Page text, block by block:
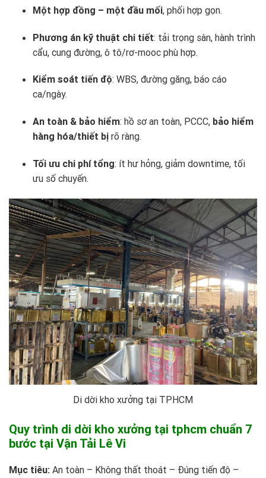
Một hợp đồng – một đầu mối, phối hợp gọn.
Phương án kỹ thuật chi tiết: tải trọng sàn, hành trình
cẩu, cung đường, ô tô/rơ-mooc phù hợp.
Kiểm soát tiến độ: WBS, đường găng, báo cáo
ca/ngày.
An toàn & bảo hiểm: hồ sơ an toàn, PCCC, bảo hiểm
hàng hóa/thiết bị rõ ràng.
Tối ưu chi phí tổng: ít hư hỏng, giảm downtime, tối
ưu số chuyến.
Di dời kho xưởng tại TPHCM
Quy trình di dời kho xưởng tại tphcm chuẩn 7
bước tại Vận Tải Lê Vi
Mục tiêu: An toàn – Không thất thoát – Đúng tiến độ –